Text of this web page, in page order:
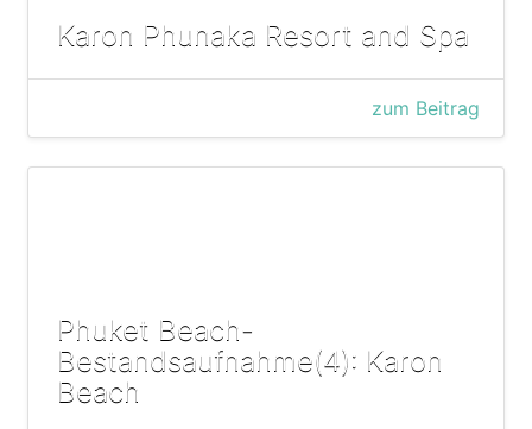
Karon Phunaka Resort and Spa
zum Beitrag
Phuket Beach-
Bestandsaufnahme(4): Karon
Beach